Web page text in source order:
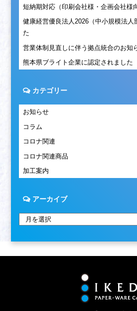
短納期対応（印刷会社様・企画会社様
健康経営優良法人2026（中小規模法人
た
営業体制見直しに伴う拠点統合のお知
熊本県ブライト企業に認定されました
カテゴリー
お知らせ
コラム
コロナ関連
コロナ関連商品
加工案内
アーカイブ